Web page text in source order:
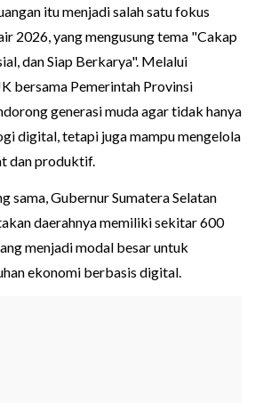
itu menjadi salah satu fokus
2026, yang mengusung tema "Cakap
dan Siap Berkarya". Melalui
bersama Pemerintah Provinsi
generasi muda agar tidak hanya
digital, tetapi juga mampu mengelola
dan produktif.
sama, Gubernur Sumatera Selatan
daerahnya memiliki sekitar 600
menjadi modal besar untuk
ekonomi berbasis digital.